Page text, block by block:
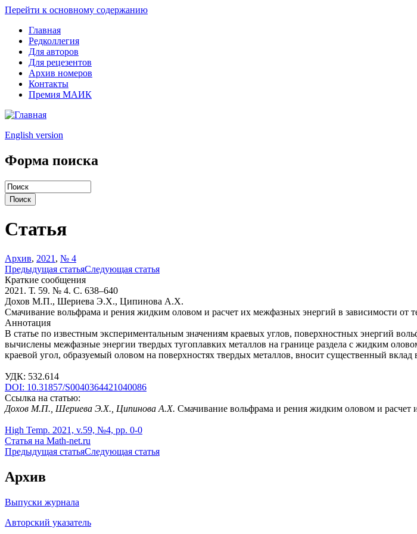
Перейти к основному содержанию
Главная
Редколлегия
Для авторов
Для рецезентов
Архив номеров
Контакты
Премия МАИК
English version
Форма поиска
Статья
Архив, 2021 , № 4
Предыдущая статьяСледующая статья
Краткие сообщения
2021. Т. 59. № 4. С. 638–640
Дохов М.П., Шериева Э.Х., Ципинова А.Х.
Смачивание вольфрама и рения жидким оловом и расчет их межфазных энергий в зависимости от
Аннотация
В статье по известным экспериментальным значениям краевых углов, поверхностных энергий
вычислены межфазные энергии твердых тугоплавких металлов на границе раздела с жидким
краевой угол, образуемый оловом на поверхностях твердых металлов, вносит существенный
УДК: 532.614
DOI: 10.31857/S0040364421040086
Ссылка на статью:
Дохов М.П., Шериева Э.Х., Ципинова А.Х. Смачивание вольфрама и рения жидким оловом и
High Temp. 2021, v.59, №4, pp. 0-0
Статья на Math-net.ru
Предыдущая статьяСледующая статья
Архив
Выпуски журнала
Авторский указатель